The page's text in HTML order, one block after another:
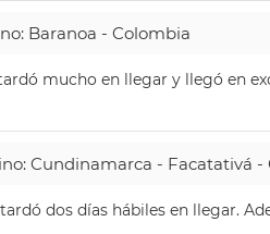
Baranoa - Colombia
mucho en llegar y llegó en
Cundinamarca - Facatativá -
dos días hábiles en llegar.